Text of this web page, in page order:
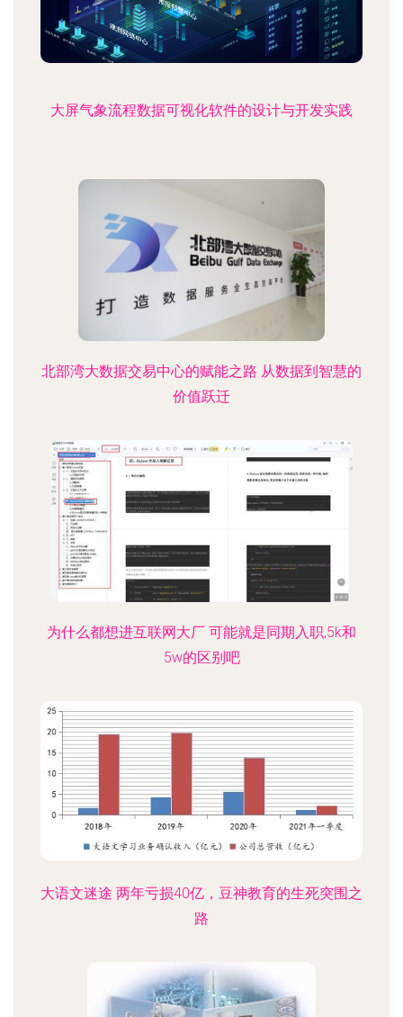
大屏气象流程数据可视化软件的设计与开发实践
北部湾大数据交易中心的赋能之路 从数据到智慧的
价值跃迁
为什么都想进互联网大厂 可能就是同期入职,5k和
5w的区别吧
大语文迷途 两年亏损40亿，豆神教育的生死突围之
路